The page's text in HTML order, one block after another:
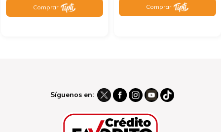
Comprar Comprar
Síguenos en: